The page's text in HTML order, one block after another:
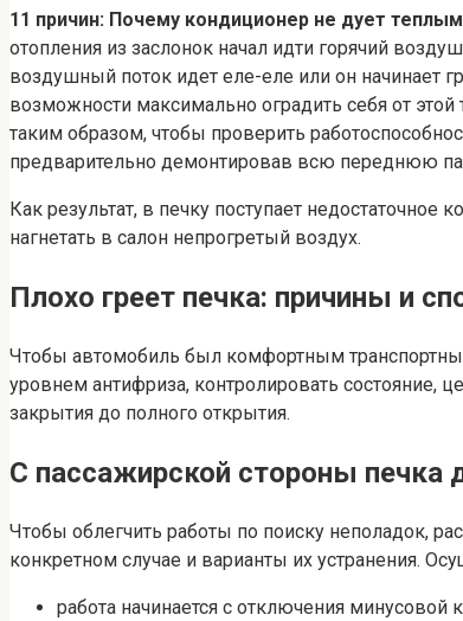
11 причин: Почему кондиционер не дует
отопления из заслонок начал идти горячий
воздушный поток идет еле-еле или он начинает
возможности максимально оградить себя от
таким образом, чтобы проверить
предварительно демонтировав всю переднюю
Как результат, в печку поступает недостаточное
нагнетать в салон непрогретый воздух.
Плохо греет печка: причины и
Чтобы автомобиль был комфортным
уровнем антифриза, контролировать состояние,
закрытия до полного открытия.
С пассажирской стороны
Чтобы облегчить работы по поиску неполадок,
конкретном случае и варианты их устранения.
работа начинается с отключения минусовой